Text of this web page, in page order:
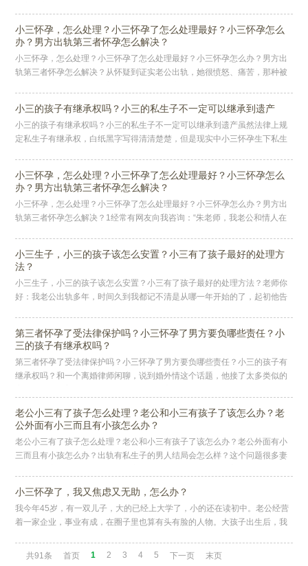
小三怀孕，怎么处理？小三怀孕了怎么处理最好？小三怀孕怎么
办？男方出轨第三者怀孕怎么解决？
小三怀孕，怎么处理？小三怀孕了怎么处理最好？小三怀孕怎么办？男方出
轨第三者怀孕怎么解决？从怀疑到证实老公出轨，她很愤怒、痛苦，那种被
小三的孩子有继承权吗？小三的私生子不一定可以继承到遗产
小三的孩子有继承权吗？小三的私生子不一定可以继承到遗产虽然法律上规
定私生子有继承权，白纸黑字写得清清楚楚，但是现实中小三怀孕生下私生
小三怀孕，怎么处理？小三怀孕了怎么处理最好？小三怀孕怎么
办？男方出轨第三者怀孕怎么解决？
小三怀孕，怎么处理？小三怀孕了怎么处理最好？小三怀孕怎么办？男方出
轨第三者怀孕怎么解决？1经常有网友向我咨询：“朱老师，我老公和情人在
小三生子，小三的孩子该怎么安置？小三有了孩子最好的处理方
法？
小三生子，小三的孩子该怎么安置？小三有了孩子最好的处理方法？老师你
好：我老公出轨多年，时间久到我都记不清是从哪一年开始的了，起初他告
第三者怀孕了受法律保护吗？小三怀孕了男方要负哪些责任？小
三的孩子有继承权吗？
第三者怀孕了受法律保护吗？小三怀孕了男方要负哪些责任？小三的孩子有
继承权吗？和一个离婚律师闲聊，说到婚外情这个话题，他接了太多类似的
老公小三有了孩子怎么处理？老公和小三有孩子了该怎么办？老
公外面有小三而且有小孩怎么办？
老公小三有了孩子怎么处理？老公和小三有孩子了该怎么办？老公外面有小
三而且有小孩怎么办？出轨有私生子的男人结局会怎么样？这个问题很多妻
小三怀孕了，我又焦虑又无助，怎么办？
我今年45岁，有一双儿子，大的已经上大学了，小的还在读初中。老公经营
着一家企业，事业有成，在圈子里也算有头有脸的人物。大孩子出生后，我
共91条 首页 1 2 3 4 5 下一页 末页